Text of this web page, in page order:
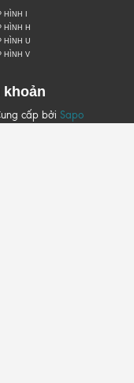
HÌNH I
HÌNH H
HÌNH U
HÌNH V
cấp bởi Sapo